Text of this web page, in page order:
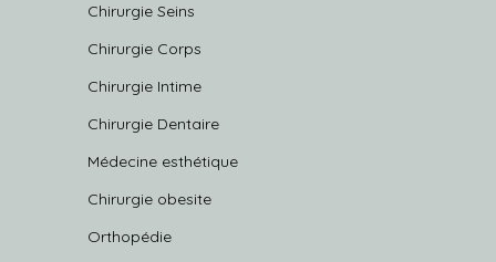
Chirurgie Seins
Chirurgie Corps
Chirurgie Intime
Chirurgie Dentaire
Médecine esthétique
Chirurgie obesite
Orthopédie